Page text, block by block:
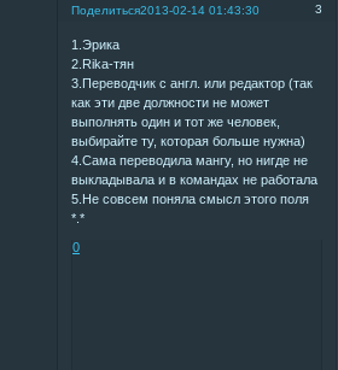
Поделиться 3
2013-02-14 01:43:30
1.Эрика
2.Rika-тян
3.Переводчик с англ. или редактор (так
как эти две должности не может
выполнять один и тот же человек,
выбирайте ту, которая больше нужна)
4.Сама переводила мангу, но нигде не
выкладывала и в командах не работала
5.Не совсем поняла смысл этого поля
*.*
0